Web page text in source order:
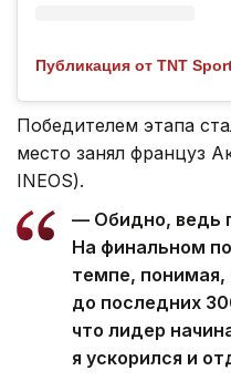
Публикация от TNT
Победителем этапа
место занял француз
INEOS).
— Обидно, ведь
На финальном
темпе, понимая,
до последних
что лидер
я ускорился и